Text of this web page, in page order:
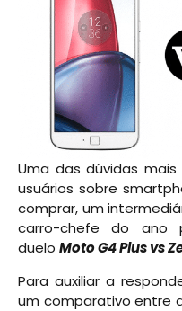
Uma das dúvidas
usuários sobre
comprar, um
carro-chefe do ano
duelo Moto G4 Plus vs
Para auxiliar a
um comparativo entre